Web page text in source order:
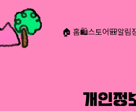
🏠 홈🛍️스토어🎒알림
개인정